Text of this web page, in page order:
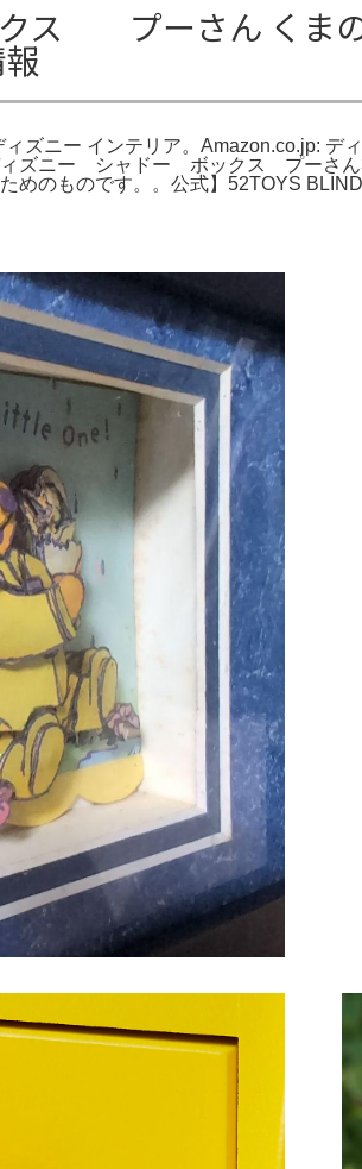
ス プーさん くまの
ズニー インテリア。Amazon.co.jp:
ズニー シャドー ボックス プーさん
めのものです。。公式】52TOYS